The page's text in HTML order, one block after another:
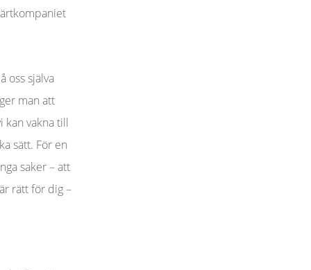
oss själva
man att
kan vakna till
sätt. För en
saker – att
rätt för dig –